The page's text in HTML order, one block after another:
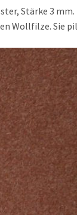
Stärke 3
Wollfilze. Sie